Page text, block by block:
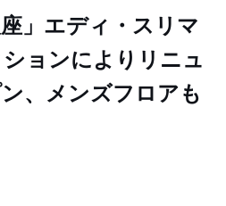
座」エディ・スリマ
ョンによりリニュ
、メンズフロアも